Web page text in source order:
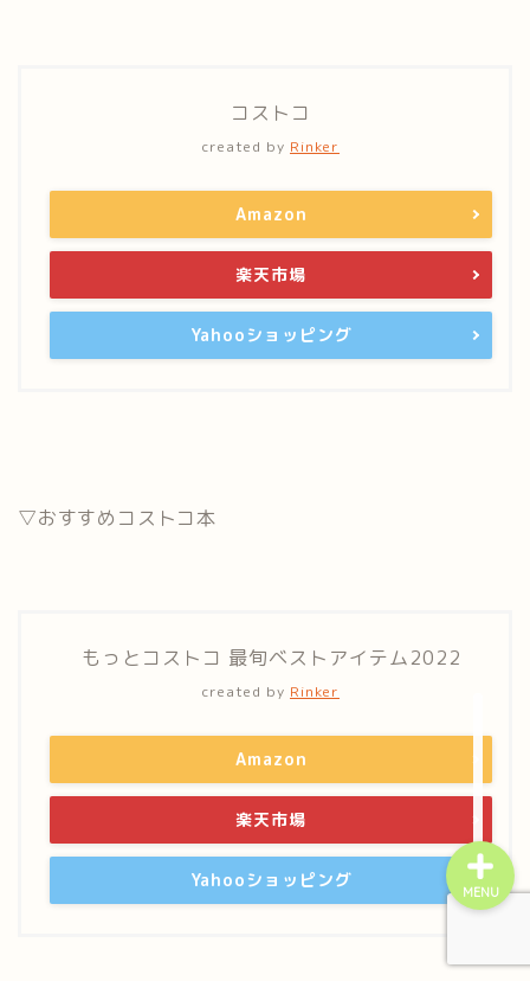
コストコ
created by Rinker
Amazon
楽天市場
Yahooショッピング
▽おすすめコストコ本
もっとコストコ 最旬ベストアイテム2022
created by Rinker
Amazon
楽天市場
Yahooショッピング
MENU
プライバシーポリシー
お問い合わせ